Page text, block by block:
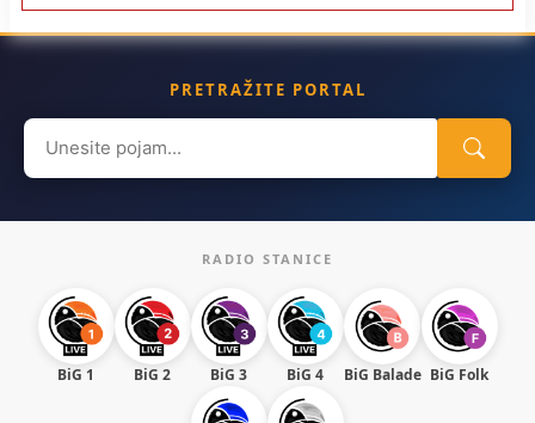
PRETRAŽITE PORTAL
Search
for:
RADIO STANICE
BiG 1 BiG 2 BiG 3 BiG 4 BiG Balade BiG Folk